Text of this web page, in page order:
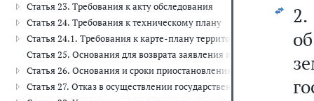
Статья 23. Требования к акту обследования
Статья 24. Требования к техническому плану
Статья 24.1. Требования к карте-плану территории
Статья 25. Основания для возврата заявления и документов,
Статья 26. Основания и сроки приостановления осуществления
Статья 27. Отказ в осуществлении государственного
2.